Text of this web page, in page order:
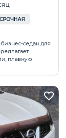
седан для
плавную